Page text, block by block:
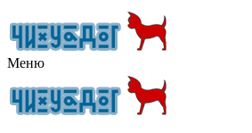
Меню